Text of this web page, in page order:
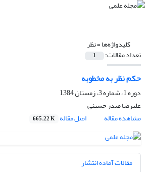
کلیدواژه‌ها =نظر
تعداد مقالات: 1
حکم نظر به مخطوبه
دوره 1، شماره 3، زمستان 1384
علیرضا صدر حسینی
مشاهده مقاله
اصل مقاله 665.22 K
مقالات آماده انتشار